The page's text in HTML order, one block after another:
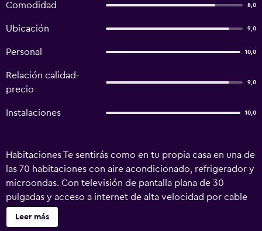
Comodidad 8,0
Ubicación 9,0
Personal 10,0
Relación calidad-
precio
9,0
Instalaciones 10,0
Habitaciones Te sentirás como en tu propia casa en una de
las 70 habitaciones con aire acondicionado, refrigerador y
microondas. Con televisión de pantalla plana de 30
pulgadas y acceso a internet de alta velocidad por cable
(gratis), tienes para elegir a la hora de entretenerte. El
baño privado con bañera con ducha dispone de bañera
Leer más